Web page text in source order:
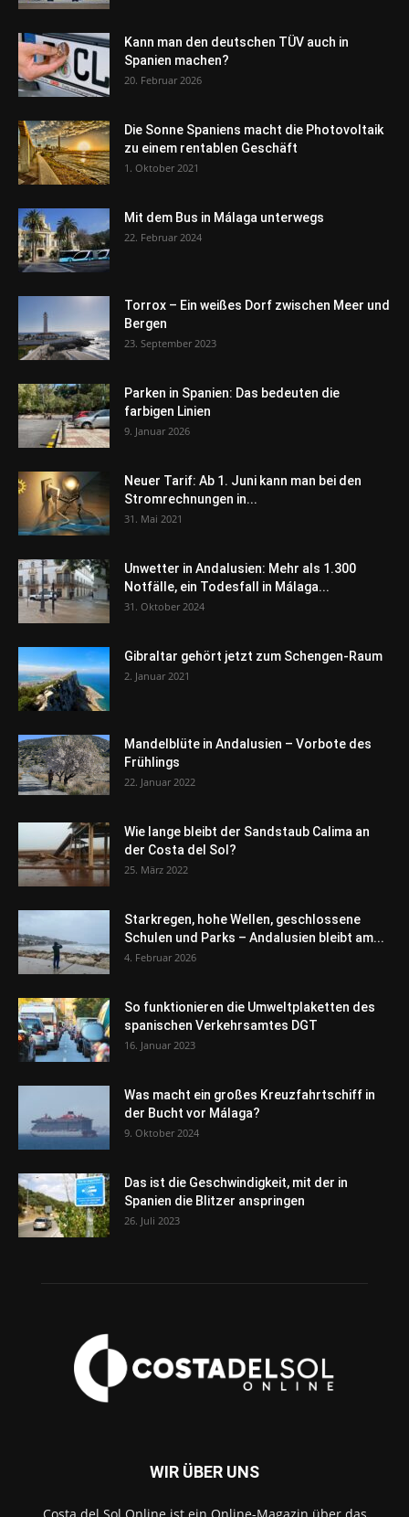
Kann man den deutschen TÜV auch in
Spanien machen?
20. Februar 2026
Die Sonne Spaniens macht die Photovoltaik
zu einem rentablen Geschäft
1. Oktober 2021
Mit dem Bus in Málaga unterwegs
22. Februar 2024
Torrox – Ein weißes Dorf zwischen Meer und
Bergen
23. September 2023
Parken in Spanien: Das bedeuten die
farbigen Linien
9. Januar 2026
Neuer Tarif: Ab 1. Juni kann man bei den
Stromrechnungen in...
31. Mai 2021
Unwetter in Andalusien: Mehr als 1.300
Notfälle, ein Todesfall in Málaga...
31. Oktober 2024
Gibraltar gehört jetzt zum Schengen-Raum
2. Januar 2021
Mandelblüte in Andalusien – Vorbote des
Frühlings
22. Januar 2022
Wie lange bleibt der Sandstaub Calima an
der Costa del Sol?
25. März 2022
Starkregen, hohe Wellen, geschlossene
Schulen und Parks – Andalusien bleibt am...
4. Februar 2026
So funktionieren die Umweltplaketten des
spanischen Verkehrsamtes DGT
16. Januar 2023
Was macht ein großes Kreuzfahrtschiff in
der Bucht vor Málaga?
9. Oktober 2024
Das ist die Geschwindigkeit, mit der in
Spanien die Blitzer anspringen
26. Juli 2023
WIR ÜBER UNS
Costa del Sol Online ist ein Online-Magazin über das